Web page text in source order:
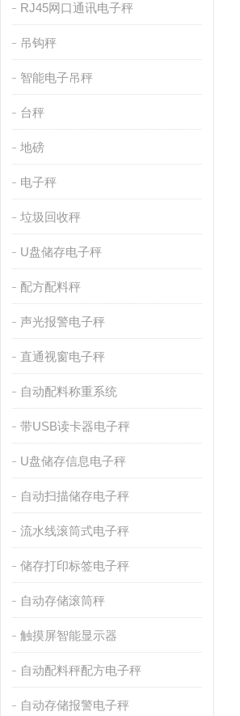
RJ45网口通讯电子秤
吊钩秤
智能电子吊秤
台秤
地磅
电子秤
垃圾回收秤
U盘储存电子秤
配方配料秤
声光报警电子秤
直通视窗电子秤
自动配料称重系统
带USB读卡器电子秤
U盘储存信息电子秤
自动扫描储存电子秤
流水线滚筒式电子秤
储存打印标签电子秤
自动存储滚筒秤
触摸屏智能显示器
自动配料秤配方电子秤
自动存储报警电子秤